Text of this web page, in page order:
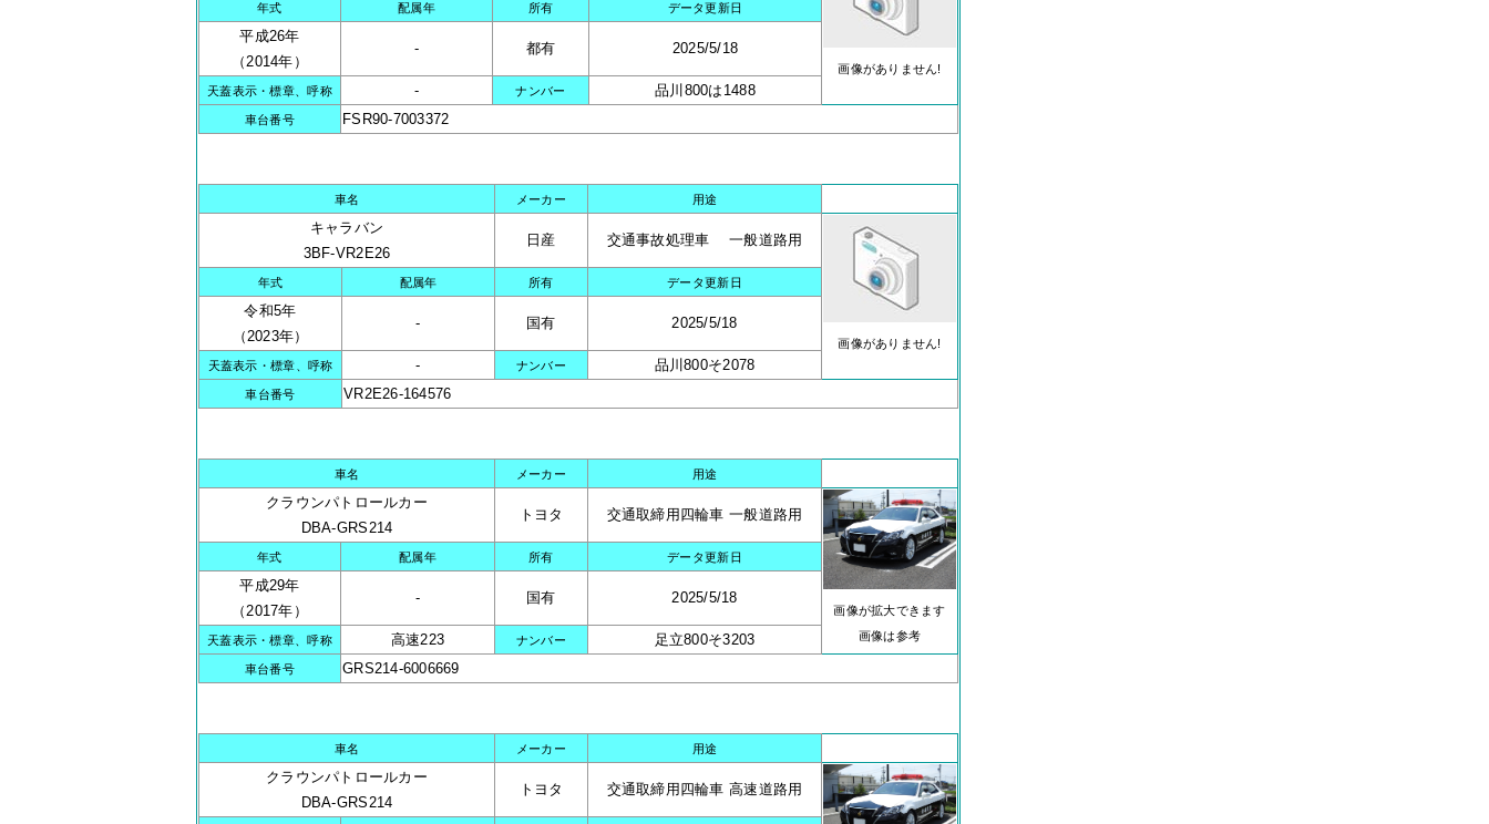
画像がありません!
年式 配属年 所有 データ更新日
平成26年
（2014年）
- 都有 2025/5/18
天蓋表示・標章、呼称 - ナンバー 品川800は1488
車台番号 FSR90-7003372
車名 メーカー 用途
キャラバン
3BF-VR2E26
日産 交通事故処理車 一般道路用
画像がありません!
年式 配属年 所有 データ更新日
令和5年
（2023年）
- 国有 2025/5/18
天蓋表示・標章、呼称 - ナンバー 品川800そ2078
車台番号 VR2E26-164576
車名 メーカー 用途
クラウンパトロールカー
DBA-GRS214
トヨタ 交通取締用四輪車 一般道路用
画像が拡大できます
画像は参考
年式 配属年 所有 データ更新日
平成29年
（2017年）
- 国有 2025/5/18
天蓋表示・標章、呼称 高速223 ナンバー 足立800そ3203
車台番号 GRS214-6006669
車名 メーカー 用途
クラウンパトロールカー
DBA-GRS214
トヨタ 交通取締用四輪車 高速道路用